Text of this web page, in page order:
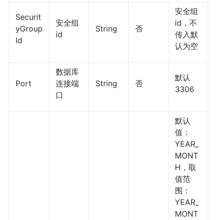
Securit
yGroup
Id
安全组
id
String 否
安全组
id，不
传入默
认为空
Port
数据库
连接端
口
String 否
默认
3306
默认
值：
YEAR_
MONT
H，取
值范
围：
YEAR_
MONT